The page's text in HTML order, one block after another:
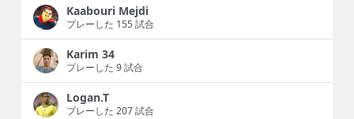
Kaabouri Mejdi
プレーした 155 試合
Karim 34
プレーした 9 試合
Logan.T
プレーした 207 試合